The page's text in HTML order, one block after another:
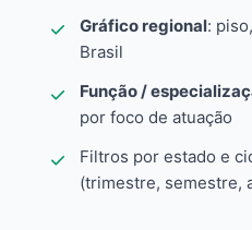
Gráfico regional:
Brasil
Função /
por foco de atuação
Filtros por estado e
(trimestre, semestre,